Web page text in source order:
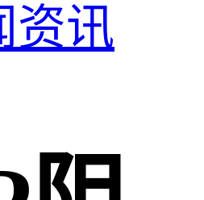
资讯